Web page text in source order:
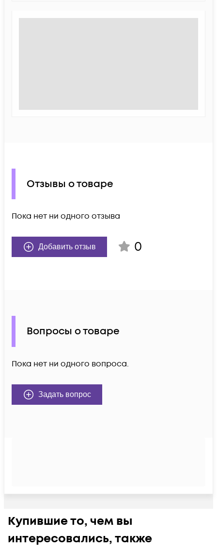
Отзывы о товаре
Пока нет ни одного отзыва
Добавить отзыв 0
Вопросы о товаре
Пока нет ни одного вопроса.
Задать вопрос
Купившие то, чем вы
интересовались, также